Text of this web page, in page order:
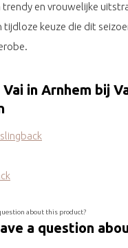
trendy en vrouwelijke
tijdloze keuze die dit
Vai in Arnhem bij
a question